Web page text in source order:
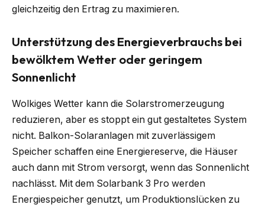
gleichzeitig den Ertrag zu maximieren.
Unterstützung des Energieverbrauchs bei
bewölktem Wetter oder geringem
Sonnenlicht
Wolkiges Wetter kann die Solarstromerzeugung
reduzieren, aber es stoppt ein gut gestaltetes System
nicht. Balkon-Solaranlagen mit zuverlässigem
Speicher schaffen eine Energiereserve, die Häuser
auch dann mit Strom versorgt, wenn das Sonnenlicht
nachlässt. Mit dem Solarbank 3 Pro werden
Energiespeicher genutzt, um Produktionslücken zu